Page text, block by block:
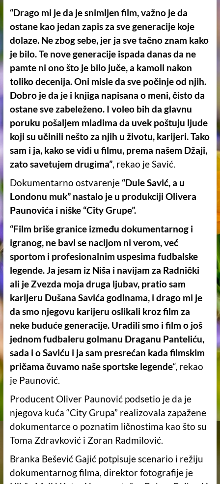
“Drago mi je da je snimljen film, važno je da
ostane kao jedan zapis za sve generacije koje
dolaze. Ne zbog sebe, jer ja sve tačno znam kako
je bilo. Te nove generacije ispada danas da ne
pamte ni ono što je bilo juče, a kamoli nakon
toliko decenija. Oni misle da sve počinje od njih.
Dobro je da je i knjiga napisana o meni, čisto da
ostane sve zabeleženo. I voleo bih da glavnu
poruku pošaljem mladima da uvek poštuju ljude
koji su učinili nešto za njih u životu, karijeri. Tako
sam i ja, kako se vidi u filmu, prema našem Džaji,
zato savetujem drugima”, rekao je Savić.
Dokumentarno ostvarenje “Dule Savić, a u
Londonu muk” nastalo je u produkciji Olivera
Paunovića i niške “City Grupe”.
“Film briše granice između dokumentarnog i
igranog, ne bavi se nacijom ni verom, već
sportom i profesionalnim uspesima fudbalske
legende. Ja jesam iz Niša i navijam za Radnički
ali je Zvezda moja druga ljubav, pratio sam
karijeru Dušana Savića godinama, i drago mi je
da smo njegovu karijeru oslikali kroz film za
neke buduće generacije. Uradili smo i film o još
jednom fudbaleru golmanu Draganu Panteliću,
sada i o Saviću i ja sam presrećan kada filmskim
pričama čuvamo naše sportske legende“, rekao
je Paunović.
Producent Oliver Paunović podsetio je da je
njegova kuća “City Grupa” realizovala zapažene
dokumentarce o poznatim ličnostima kao što su
Toma Zdravković i Zoran Radmilović.
Branka Bešević Gajić potpisuje scenario i režiju
dokumentarnog filma, direktor fotografije je